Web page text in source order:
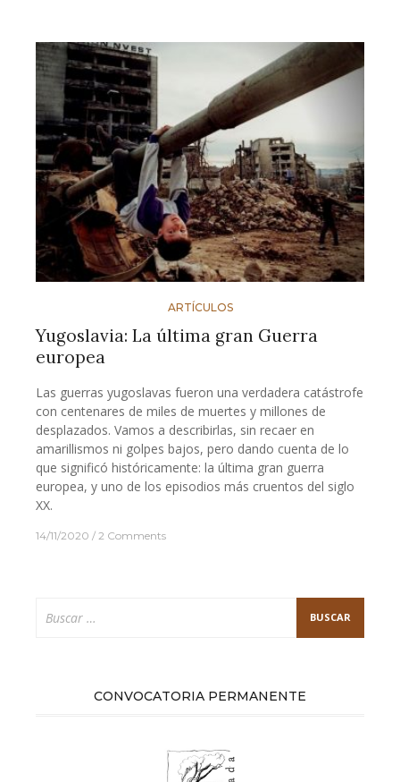
ARTÍCULOS
Yugoslavia: La última gran Guerra
europea
Las guerras yugoslavas fueron una verdadera catástrofe
con centenares de miles de muertes y millones de
desplazados. Vamos a describirlas, sin recaer en
amarillismos ni golpes bajos, pero dando cuenta de lo
que significó históricamente: la última gran guerra
europea, y uno de los episodios más cruentos del siglo
XX.
14/11/2020 2 Comments
CONVOCATORIA PERMANENTE